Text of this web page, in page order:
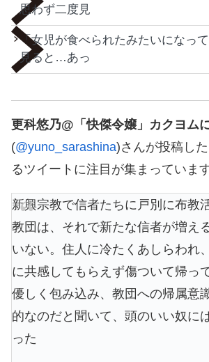
思わず二度見
「女児が食べられたみたいになっ
見ると…あっ
更科悠乃@「快傑令嬢」カクヨム
(@yuno_sarashina)さんが投稿し
るツイートに注目が集まっています
新興宗教で信者たちに戸別に布教
教団は、それで新たな信者が増え
いない。住人に冷たくあしらわれ
に共感してもらえず傷ついて帰っ
優しく包み込み、教団への帰属意
的なのだと聞いて、頭のいい奴に
った